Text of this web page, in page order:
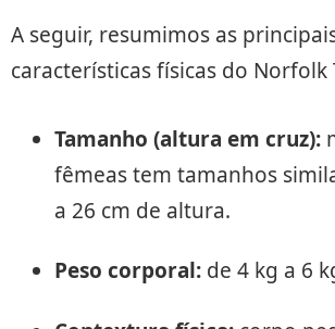
A seguir, resumimos as
características físicas do Norfolk
Tamanho (altura em cruz):
fêmeas tem tamanhos
a 26 cm de altura.
Peso corporal: de 4 kg a 6